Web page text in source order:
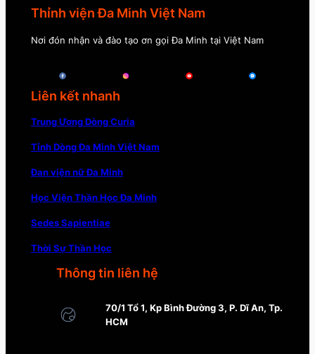
Thỉnh viện Đa Minh Việt Nam
Nơi đón nhận và đào tạo ơn gọi Đa Minh tại Việt Nam
Liên kết nhanh
Trung Ương Dòng Curia
Tỉnh Dòng Đa Minh Việt Nam
Đan viện nữ Đa Minh
Học Viện Thần Học Đa Minh
Sedes Sapientiae
Thời Sự Thần Học
Thông tin liên hệ
70/1 Tổ 1, Kp Bình Đường 3, P. Dĩ An, Tp.
HCM